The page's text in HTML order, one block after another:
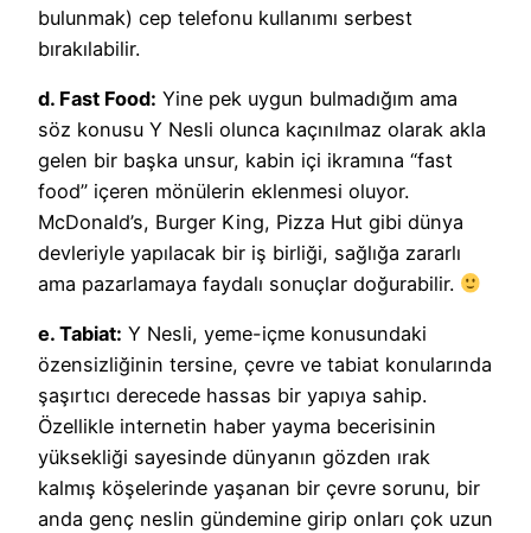
bulunmak) cep telefonu kullanımı serbest
bırakılabilir.
d. Fast Food: Yine pek uygun bulmadığım ama
söz konusu Y Nesli olunca kaçınılmaz olarak akla
gelen bir başka unsur, kabin içi ikramına “fast
food” içeren mönülerin eklenmesi oluyor.
McDonald’s, Burger King, Pizza Hut gibi dünya
devleriyle yapılacak bir iş birliği, sağlığa zararlı
ama pazarlamaya faydalı sonuçlar doğurabilir.
e. Tabiat: Y Nesli, yeme-içme konusundaki
özensizliğinin tersine, çevre ve tabiat konularında
şaşırtıcı derecede hassas bir yapıya sahip.
Özellikle internetin haber yayma becerisinin
yüksekliği sayesinde dünyanın gözden ırak
kalmış köşelerinde yaşanan bir çevre sorunu, bir
anda genç neslin gündemine girip onları çok uzun